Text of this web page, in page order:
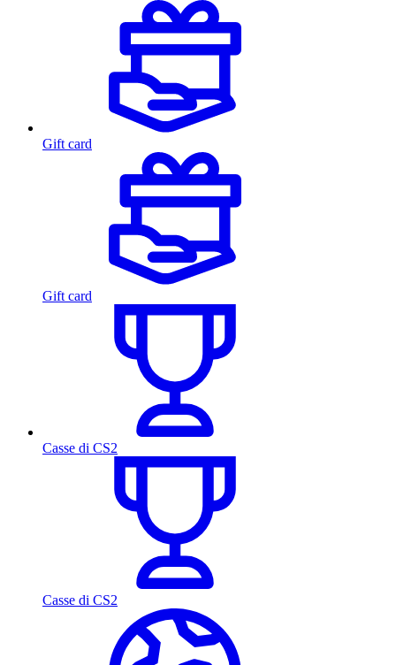
Gift card
Gift card
Casse di CS2
Casse di CS2